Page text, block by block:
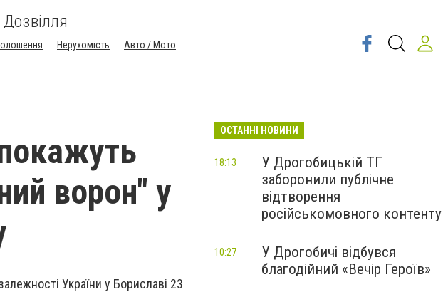
Дозвілля
Нерухомість
Авто / Мото
ворон" у
України у Бориславі 23
ОСТАННІ НОВИНИ
У Дрогобицькій ТГ
заборонили публічне
відтворення
російськомовного контенту
18:13
У Дрогобичі відбувся
благодійний «Вечір Героїв»
10:27